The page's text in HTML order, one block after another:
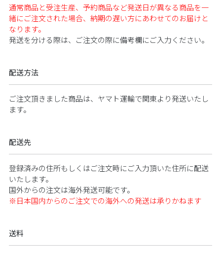
通常商品と受注生産、予約商品など発送日が異なる商品を一
緒にご注文された場合、納期の遅い方にあわせてのお届けと
なります。​
発送を分ける際は、ご注文の際に備考欄にご入力ください。​​
配送方法
ご注文頂きました商品は、ヤマト運輸で関東より発送いたし
ます。​​
配送先
登録済みの住所もしくはご注文時にご入力頂いた住所に配送
いたします。​​
国外からの注文は海外発送可能です。​​
※日本国内からのご注文での海外への発送は承りかねます​​
送料​